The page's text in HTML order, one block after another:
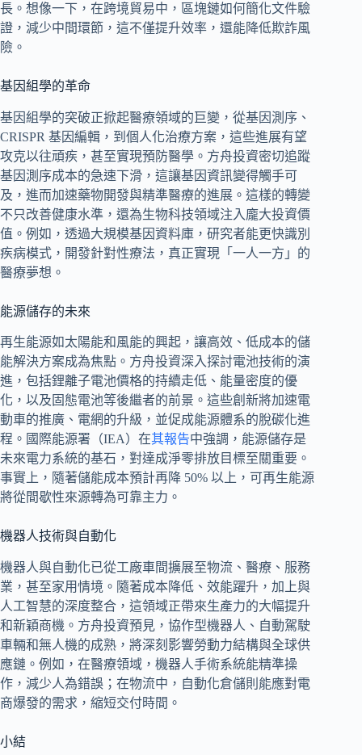
長。想像一下，在跨境貿易中，區塊鏈如何簡化文件驗
證，減少中間環節，這不僅提升效率，還能降低欺詐風
險。
基因組學的革命
基因組學的突破正掀起醫療領域的巨變，從基因測序、
CRISPR 基因編輯，到個人化治療方案，這些進展有望
攻克以往頑疾，甚至實現預防醫學。方舟投資密切追蹤
基因測序成本的急速下滑，這讓基因資訊變得觸手可
及，進而加速藥物開發與精準醫療的進展。這樣的轉變
不只改善健康水準，還為生物科技領域注入龐大投資價
值。例如，透過大規模基因資料庫，研究者能更快識別
疾病模式，開發針對性療法，真正實現「一人一方」的
醫療夢想。
能源儲存的未來
再生能源如太陽能和風能的興起，讓高效、低成本的儲
能解決方案成為焦點。方舟投資深入探討電池技術的演
進，包括鋰離子電池價格的持續走低、能量密度的優
化，以及固態電池等後繼者的前景。這些創新將加速電
動車的推廣、電網的升級，並促成能源體系的脫碳化進
程。國際能源署（IEA）在其報告中強調，能源儲存是
未來電力系統的基石，對達成淨零排放目標至關重要。
事實上，隨著儲能成本預計再降 50% 以上，可再生能源
將從間歇性來源轉為可靠主力。
機器人技術與自動化
機器人與自動化已從工廠車間擴展至物流、醫療、服務
業，甚至家用情境。隨著成本降低、效能躍升，加上與
人工智慧的深度整合，這領域正帶來生產力的大幅提升
和新穎商機。方舟投資預見，協作型機器人、自動駕駛
車輛和無人機的成熟，將深刻影響勞動力結構與全球供
應鏈。例如，在醫療領域，機器人手術系統能精準操
作，減少人為錯誤；在物流中，自動化倉儲則能應對電
商爆發的需求，縮短交付時間。
小結